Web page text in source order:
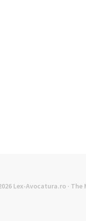
Lex-Avocatura.ro ·